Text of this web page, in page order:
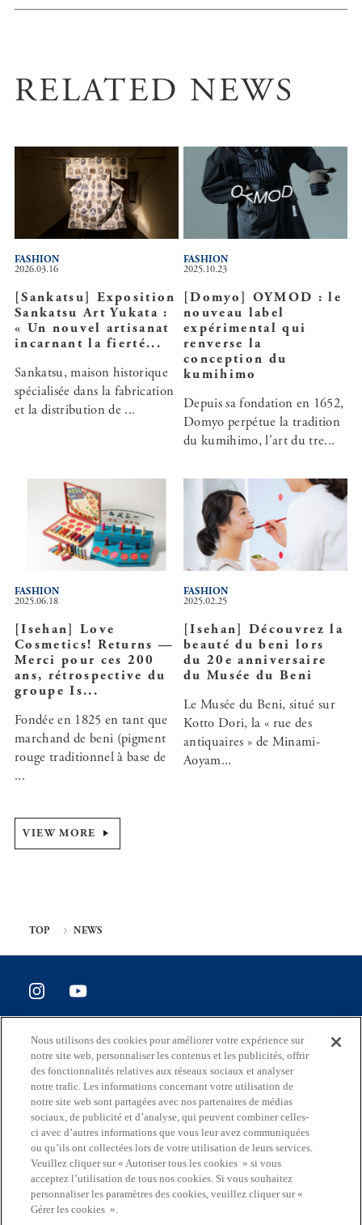
RELATED NEWS
2026.03.16
[Sankatsu] Exposition
Sankatsu Art Yukata :
« Un nouvel artisanat
incarnant la fierté...
Sankatsu, maison historique
spécialisée dans la fabrication
et la distribution de ...
FASHION
2025.10.23
[Domyo] OYMOD : le
nouveau label
expérimental qui
renverse la
conception du
kumihimo
Depuis sa fondation en 1652,
Domyo perpétue la tradition
du kumihimo, l’art du tre...
FASHION
2025.06.18
[Isehan] Love
Cosmetics! Returns —
Merci pour ces 200
ans, rétrospective du
groupe Is...
Fondée en 1825 en tant que
marchand de beni (pigment
rouge traditionnel à base de
...
FASHION
2025.02.25
[Isehan] Découvrez la
beauté du beni lors
du 20e anniversaire
du Musée du Beni
Le Musée du Beni, situé sur
Kotto Dori, la « rue des
antiquaires » de Minami-
Aoyam...
FASHION
VIEW MORE
TOP NEWS
Enquête de satisfaction du site
Adresse
2-8-1 Nishishinjuku, Shinjuku-ku, Tokyo Japon 163-8001
Mail
S0290106(at)section.metro.tokyo.jp
Nous utilisons des cookies pour améliorer votre expérience sur
notre site web, personnaliser les contenus et les publicités, offrir
des fonctionnalités relatives aux réseaux sociaux et analyser
notre trafic. Les informations concernant votre utilisation de
notre site web sont partagées avec nos partenaires de médias
sociaux, de publicité et d’analyse, qui peuvent combiner celles-
ci avec d’autres informations que vous leur avez communiquées
ou qu’ils ont collectées lors de votre utilisation de leurs services.
Veuillez cliquer sur « Autoriser tous les cookies » si vous
acceptez l’utilisation de tous nos cookies. Si vous souhaitez
personnaliser les paramètres des cookies, veuillez cliquer sur «
Gérer les cookies ».